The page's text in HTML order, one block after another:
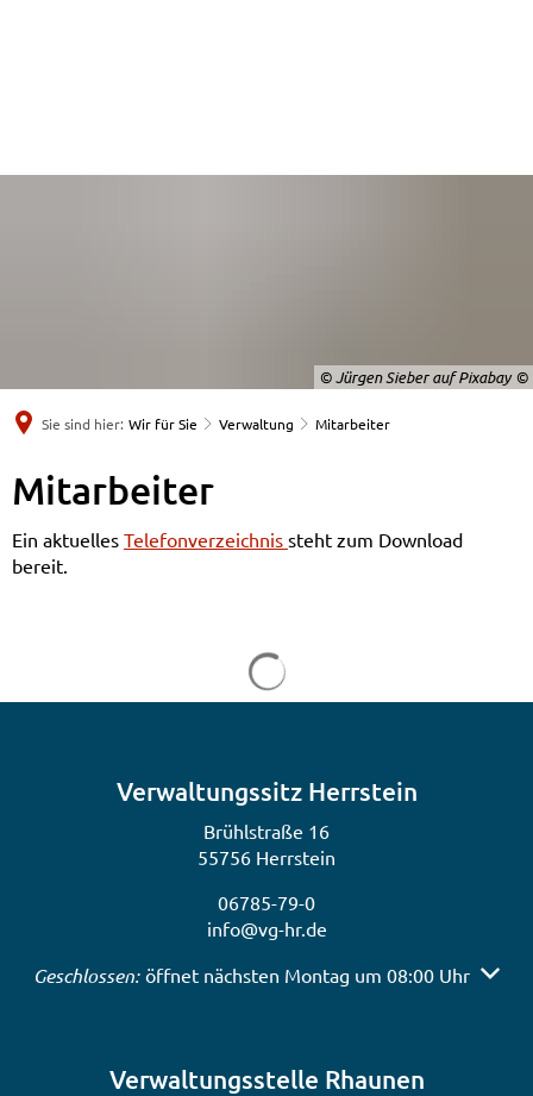
© Jürgen Sieber auf Pixabay
Sie sind hier: Wir für Sie Verwaltung Mitarbeiter
Mitarbeiter
Mitarbeiter
Ein aktuelles Telefonverzeichnis steht zum Download
bereit.
Verwaltungssitz Herrstein
Brühlstraße 16
55756 Herrstein
06785-79-0
info@vg-hr.de
Klicken, um weitere Öffnungs- oder Schließzeiten
Geschlossen: öffnet nächsten Montag um 08:00 Uhr
Verwaltungsstelle Rhaunen